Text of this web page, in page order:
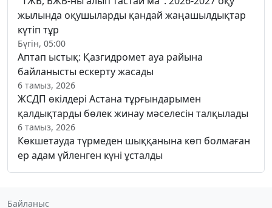
жылында оқушыларды қандай жаңашылдықтар
күтіп тұр
Бүгін, 05:00
Аптап ыстық: Қазгидромет ауа райына
байланысты ескерту жасады
6 тамыз, 2026
ЖСДП өкілдері Астана тұрғындарымен
қалдықтарды бөлек жинау мәселесін талқылады
6 тамыз, 2026
Көкшетауда түрмеден шыққанына көп болмаған
ер адам үйленген күні ұсталды
Байланыс